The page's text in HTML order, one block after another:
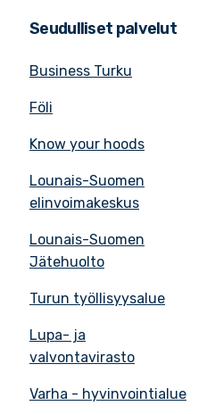
Seudulliset palvelut
Business Turku
Föli
Know your hoods
Lounais-Suomen
elinvoimakeskus
Lounais-Suomen
Jätehuolto
Turun työllisyysalue
Lupa- ja
valvontavirasto
Varha - hyvinvointialue